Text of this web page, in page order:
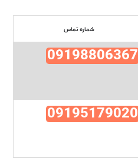
شماره تماس
09198806367
09195179020